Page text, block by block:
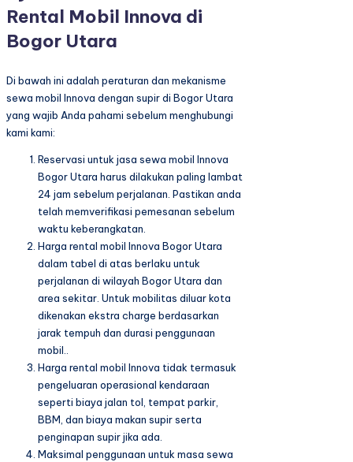
Rental Mobil Innova di
Bogor Utara
Di bawah ini adalah peraturan dan mekanisme
sewa mobil Innova dengan supir di Bogor Utara
yang wajib Anda pahami sebelum menghubungi
kami kami:
Reservasi untuk jasa sewa mobil Innova
Bogor Utara harus dilakukan paling lambat
24 jam sebelum perjalanan. Pastikan anda
telah memverifikasi pemesanan sebelum
waktu keberangkatan.
Harga rental mobil Innova Bogor Utara
dalam tabel di atas berlaku untuk
perjalanan di wilayah Bogor Utara dan
area sekitar. Untuk mobilitas diluar kota
dikenakan ekstra charge berdasarkan
jarak tempuh dan durasi penggunaan
mobil..
Harga rental mobil Innova tidak termasuk
pengeluaran operasional kendaraan
seperti biaya jalan tol, tempat parkir,
BBM, dan biaya makan supir serta
penginapan supir jika ada.
Maksimal penggunaan untuk masa sewa